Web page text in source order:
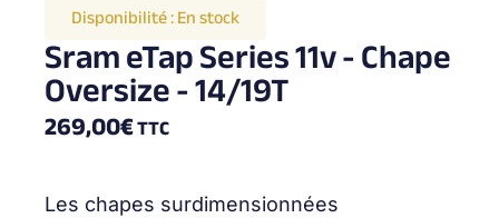
Disponibilité :En stock
Sram eTap Series 11v - Chape
Oversize - 14/19T
269,00€TTC
Les chapes surdimensionnées